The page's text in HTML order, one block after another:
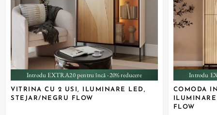
Introdu EXTRA20 pentru încă -20% reducere
VITRINA CU 2 USI, ILUMINARE LED,
STEJAR/NEGRU FLOW
Introdu
COMODA
FLOW